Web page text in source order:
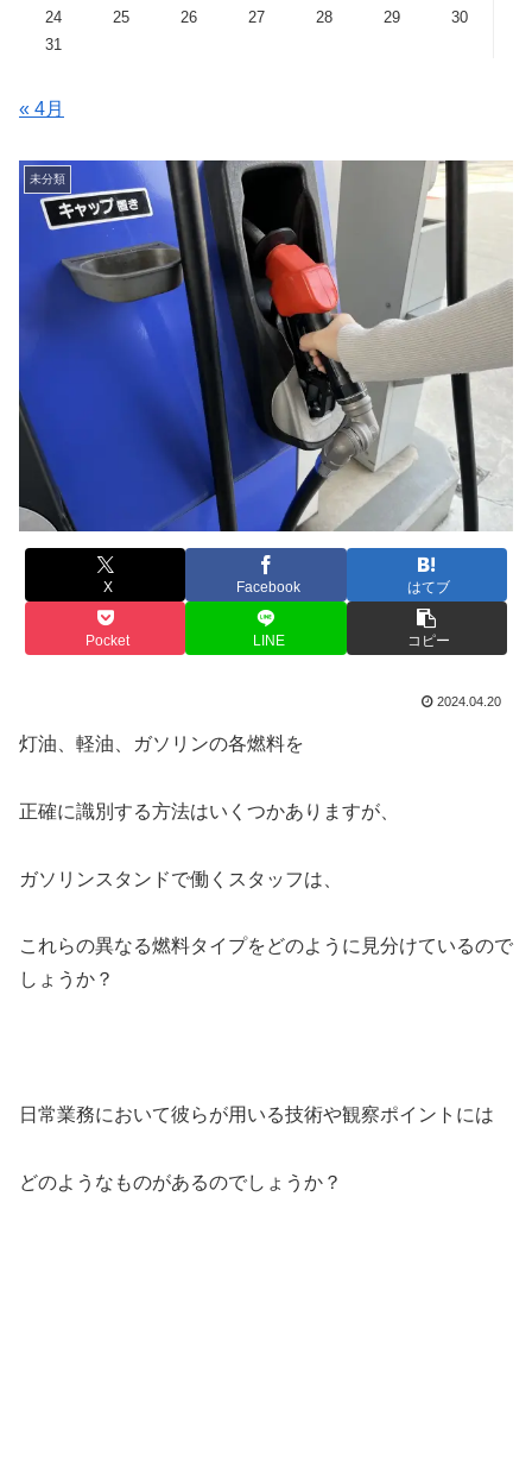
24
25 26 27 28 29
30
31
« 4月
未分類
X Facebook はてブ
Pocket LINE コピー
2024.04.20
灯油、軽油、ガソリンの各燃料を
正確に識別する方法はいくつかありますが、
ガソリンスタンドで働くスタッフは、
これらの異なる燃料タイプをどのように見分けているので
しょうか？
日常業務において彼らが用いる技術や観察ポイントには
どのようなものがあるのでしょうか？